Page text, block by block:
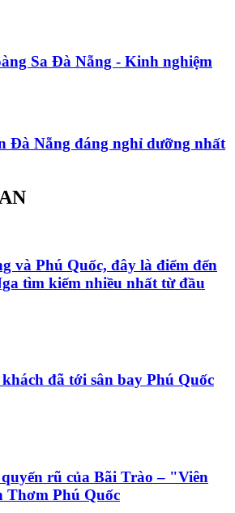
Sa Đà Nẵng - Kinh nghiệm
Đà Nẵng đáng nghỉ dưỡng nhất
và Phú Quốc, đây là điểm đến
tìm kiếm nhiều nhất từ đầu
đã tới sân bay Phú Quốc
rũ của Bãi Trào – "Viên
Thơm Phú Quốc